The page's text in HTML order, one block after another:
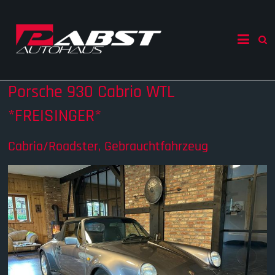
contentAutohaus
Pabst
Ihr
Autohändler
Mecklenburg
Porsche 930 Cabrio WTL
*FREISINGER*
Cabrio/Roadster, Gebrauchtfahrzeug